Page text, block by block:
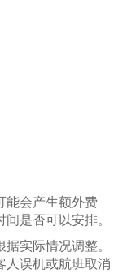
能会产生额外费
是否可以安排。
实际情况调整。
人误机或航班取消